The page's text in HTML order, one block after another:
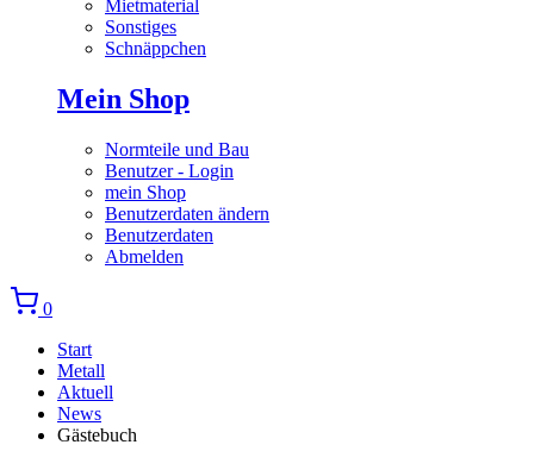
Mietmaterial
Sonstiges
Schnäppchen
Mein Shop
Normteile und Bau
Benutzer - Login
mein Shop
Benutzerdaten ändern
Benutzerdaten
Abmelden
0
Start
Metall
Aktuell
News
Gästebuch